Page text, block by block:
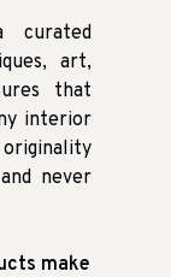
art,
that
interior
never
make